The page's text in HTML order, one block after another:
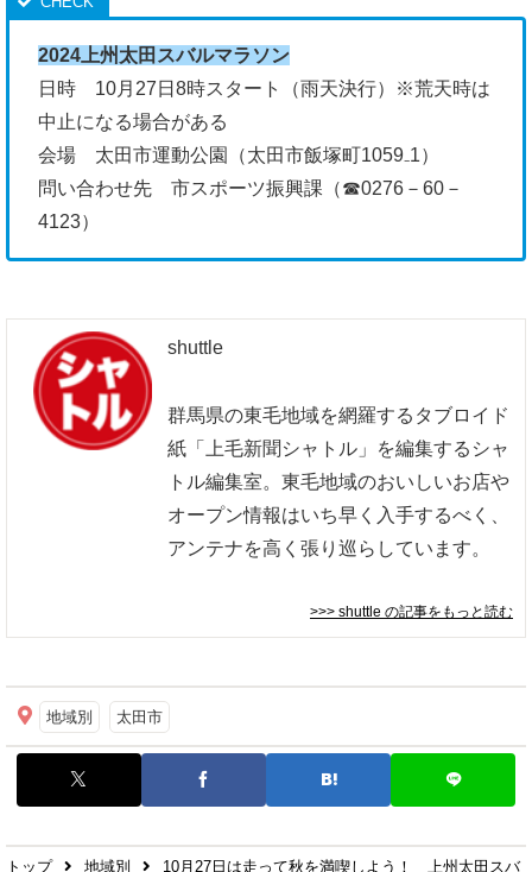
2024上州太田スバルマラソン
日時 10月27日8時スタート（雨天決行）※荒天時は
中止になる場合がある
会場 太田市運動公園（太田市飯塚町1059₋1）
問い合わせ先 市スポーツ振興課（☎0276－60－
4123）
shuttle
群馬県の東毛地域を網羅するタブロイド
紙「上毛新聞シャトル」を編集するシャ
トル編集室。東毛地域のおいしいお店や
オープン情報はいち早く入手するべく、
アンテナを高く張り巡らしています。
>>> shuttle の記事をもっと読む
地域別 太田市
トップ 地域別 10月27日は走って秋を満喫しよう！ 上州太田スバ